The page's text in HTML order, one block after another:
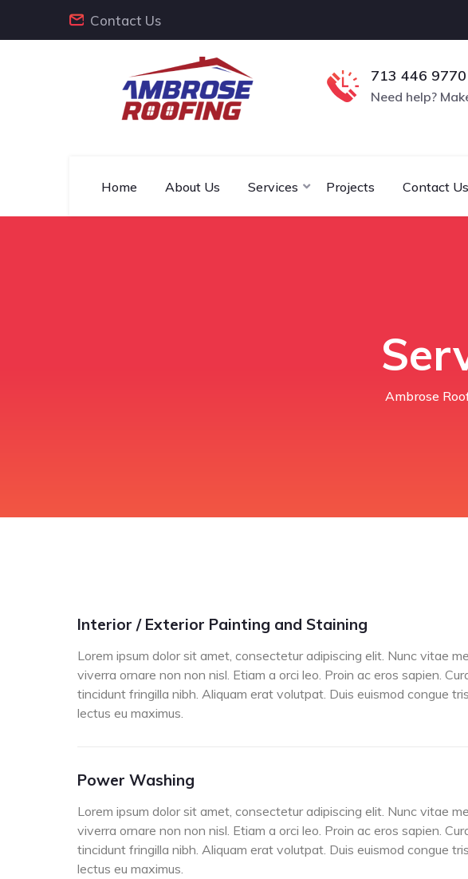
Contact Us
713 446 9770
Need help?
Home About Us Services Projects Contact Us
Ambrose
Interior / Exterior Painting and Staining
Lorem ipsum dolor sit amet, consectetur adipiscing elit. Nunc vitae
viverra ornare non non nisl. Etiam a orci leo. Proin ac eros sapien.
tincidunt fringilla nibh. Aliquam erat volutpat. Duis euismod congue
lectus eu maximus.
Power Washing
Lorem ipsum dolor sit amet, consectetur adipiscing elit. Nunc vitae
viverra ornare non non nisl. Etiam a orci leo. Proin ac eros sapien.
tincidunt fringilla nibh. Aliquam erat volutpat. Duis euismod congue
lectus eu maximus.